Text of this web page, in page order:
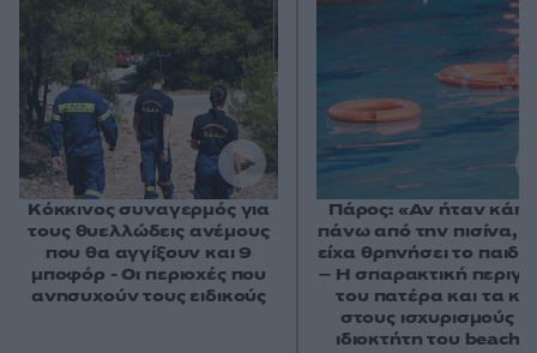
Κόκκινος συναγερμός για
τους θυελλώδεις ανέμους
που θα αγγίξουν και 9
μποφόρ - Οι περιοχές που
ανησυχούν τους ειδικούς
Πάρος: «Αν ήταν
πάνω από την πισίνα,
είχα θρηνήσει το παιδί
– Η σπαρακτική
του πατέρα και τα
στους ισχυρισμούς
ιδιοκτήτη του beach